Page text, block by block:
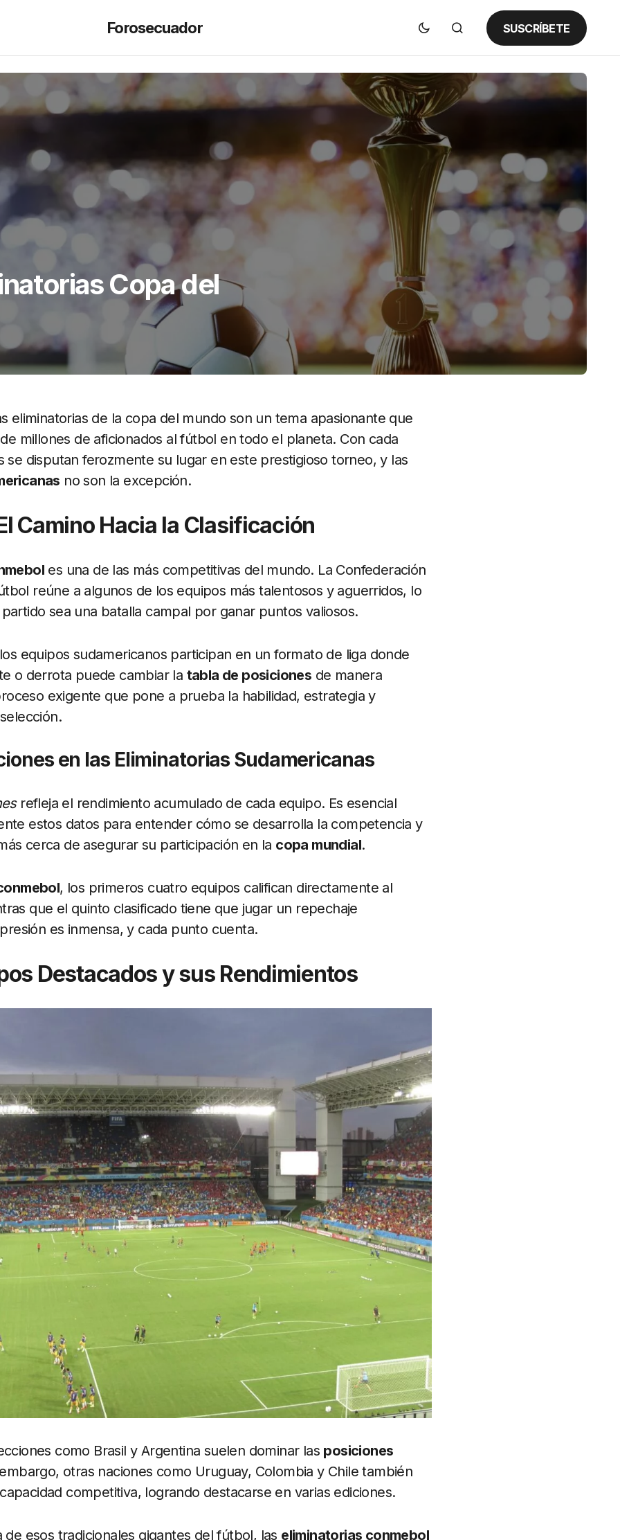
Forosecuador SUSCRÍBETE
Copa del
eliminatorias de la copa del mundo son un tema apasionante que
millones de aficionados al fútbol en todo el planeta. Con cada
se disputan ferozmente su lugar en este prestigioso torneo, y las
no son la excepción.
Camino Hacia la Clasificación
es una de las más competitivas del mundo. La Confederación
reúne a algunos de los equipos más talentosos y aguerridos, lo
sea una batalla campal por ganar puntos valiosos.
equipos sudamericanos participan en un formato de liga donde
o derrota puede cambiar la tabla de posiciones de manera
exigente que pone a prueba la habilidad, estrategia y
en las Eliminatorias Sudamericanas
refleja el rendimiento acumulado de cada equipo. Es esencial
estos datos para entender cómo se desarrolla la competencia y
cerca de asegurar su participación en la copa mundial.
, los primeros cuatro equipos califican directamente al
que el quinto clasificado tiene que jugar un repechaje
es inmensa, y cada punto cuenta.
Destacados y sus Rendimientos
como Brasil y Argentina suelen dominar las posiciones
otras naciones como Uruguay, Colombia y Chile también
competitiva, logrando destacarse en varias ediciones.
esos tradicionales gigantes del fútbol, las eliminatorias conmebol